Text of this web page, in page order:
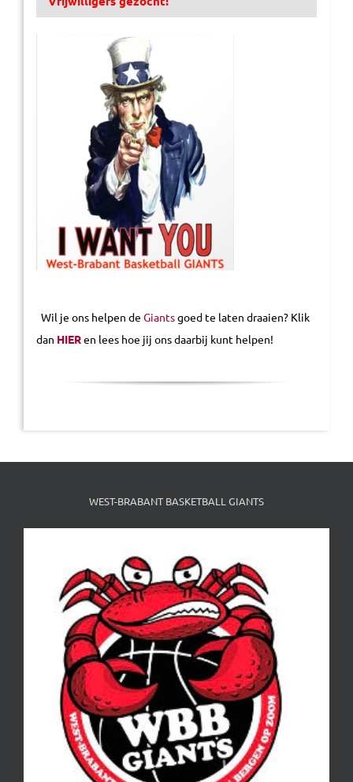
Wil je ons helpen de Giantsgoed te laten draaien? Klik
dan HIERen lees hoe jij ons daarbij kunt helpen!
WEST-BRABANT BASKETBALL GIANTS